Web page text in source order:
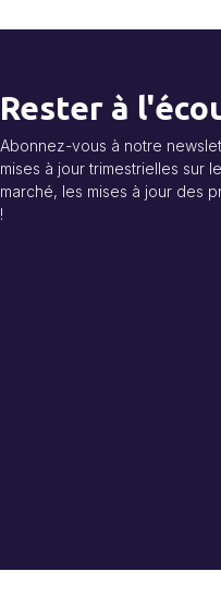
Rester à
Abonnez-vous à notre
mises à jour trimestrielles sur
marché, les mises à jour des
!